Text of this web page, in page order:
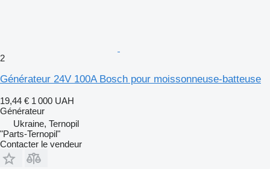
2
Générateur 24V 100A Bosch pour moissonneuse-batteuse
19,44 € 1 000 UAH
Générateur
Ukraine, Ternopil
"Parts-Ternopil"
Contacter le vendeur